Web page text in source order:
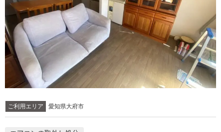
ご利用エリア 愛知県大府市